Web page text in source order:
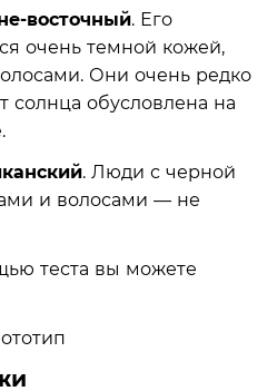
восточный. Его
очень темной кожей,
Они очень редко
солнца обусловлена на
. Люди с черной
и волосами — не
теста вы можете